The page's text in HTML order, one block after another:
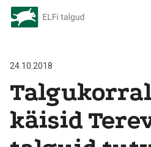
24.10.2018
käisid